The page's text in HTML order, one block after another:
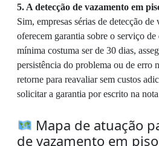
5. A detecção de vazamento em
Sim, empresas sérias de detecção
oferecem garantia sobre o serviço
mínima costuma ser de 30 dias,
persistência do problema ou de erro
retorne para reavaliar sem custos
solicitar a garantia por escrito na
Mapa de atuação
de vazamento em